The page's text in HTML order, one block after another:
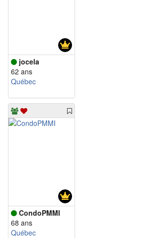
jocela
62 ans
Québec
CondoPMMI
68 ans
Québec